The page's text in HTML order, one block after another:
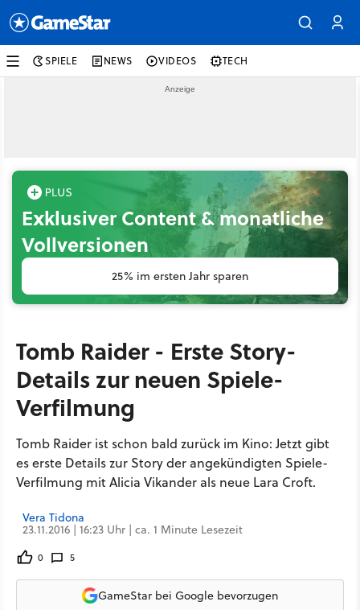
SPIELE NEWS VIDEOS TECH
Exklusiver Content & monatliche
Vollversionen
25% im ersten Jahr sparen
Tomb Raider - Erste Story-
Details zur neuen Spiele-
Verfilmung
Tomb Raider ist schon bald zurück im Kino: Jetzt gibt
es erste Details zur Story der angekündigten Spiele-
Verfilmung mit Alicia Vikander als neue Lara Croft.
Vera Tidona
23.11.2016 | 16:23 Uhr | ca. 1 Minute Lesezeit
0 5
GameStar bei Google bevorzugen